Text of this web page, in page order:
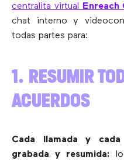
centralita virtual Enreach
chat interno y
todas partes para:
1. RESUMIR
ACUERDOS
Cada llamada y cada
grabada y resumida: